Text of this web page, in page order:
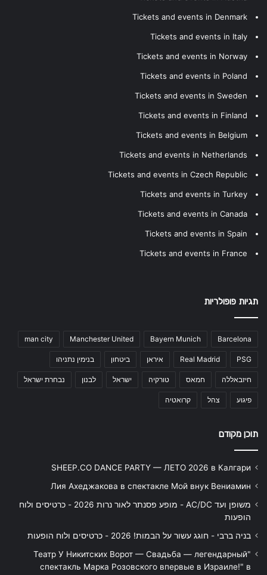
Tickets and events in Denmark
Tickets and events in Italy
Tickets and events in Norway
Tickets and events in Poland
Tickets and events in Sweden
Tickets and events in Finland
Tickets and events in Belgium
Tickets and events in Netherlands
Tickets and events in Czech Republic
Tickets and events in Turkey
Tickets and events in Canada
Tickets and events in Spain
Tickets and events in France
תגיות פופולריות
Barcelona
Bayern Munich
Manchester United
man city
PSG
Real Madrid איראן ביטחון בנימין נתניהו
חיזבאללה חמאס טורקיה ישראל לבנון נבחרת ישראל
פיגוע צהל קרואטיה
תוכן מקודם
SHEEP.CO DANCE PARTY — ЛЕТО 2026 в Калгари
Лия Ахеджакова в спектакле Мой внук Вениамин
משופן ועד AC/DC - מופע פסנתר לאור נרות 2026 - כרטיסים ולוח
הופעות
בניה ברבי - חוגג עשור על הבמות! 2026 - כרטיסים ולוח הופעות
"Театр У Никитских Ворот — Свадьба — легендарный
спектакль Марка Розовского впервые в Израиле!" в